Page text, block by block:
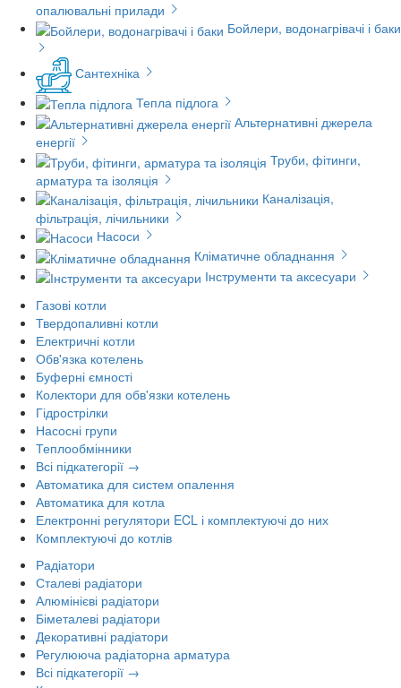
опалювальні прилади
Бойлери, водонагрівачі і баки
Сантехніка
Тепла підлога
Альтернативні джерела
енергії
Труби, фітинги,
арматура та ізоляція
Каналізація,
фільтрація, лічильники
Насоси
Кліматичне обладнання
Інструменти та аксесуари
Газові котли
Твердопаливні котли
Електричні котли
Обв'язка котелень
Буферні ємності
Колектори для обв'язки котелень
Гідрострілки
Насосні групи
Теплообмінники
Всі підкатегорії →
Автоматика для систем опалення
Автоматика для котла
Електронні регулятори ECL і комплектуючі до них
Комплектуючі до котлів
Радіатори
Сталеві радіатори
Алюмінієві радіатори
Біметалеві радіатори
Декоративні радіатори
Регулююча радіаторна арматура
Всі підкатегорії →